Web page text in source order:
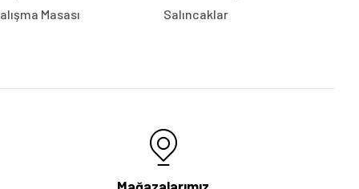
Masası
Salıncaklar